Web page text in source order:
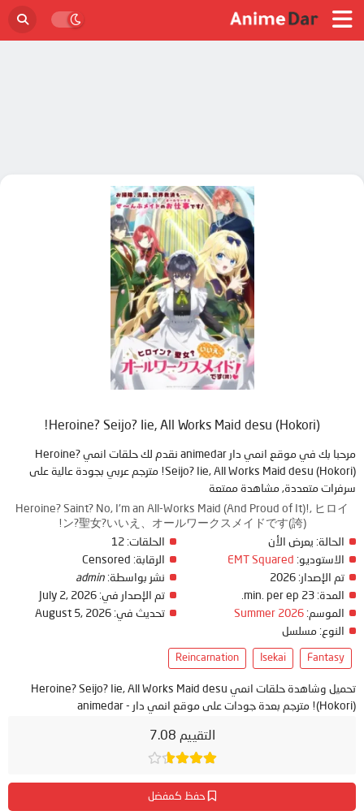
التقييم 7.08
حفظ كمفضل
Heroine? Seijo? Iie, All Works Maid desu (Hokori)!
مرحبا بك في موقع انمي دار animedar نقدم لك حلقات انمي Heroine?
Seijo? Iie, All Works Maid desu (Hokori)! مترجم عربي بجودة عالية على
سرفرات متعددة, مشاهدة ممتعة
Heroine? Saint? No, I'm an All-Works Maid (And Proud of It)!, ヒロイ
ン?聖女?いいえ、オールワークスメイドです(誇)!
الحالة: يعرض الأن
الاستوديو: EMT Squared
تم الإصدار:
المدة:
الموسم: Summer 2026
النوع: مسلسل
الحلقات: 12
الرقابة:
نشر بواسطة: admin
تم الإصدار في: July 2, 2026
تحديث في: August 5, 2026
Fantasy
Isekai
Reincarnation
تحميل وشاهدة حلقات انمي Heroine? Seijo? Iie, All Works Maid desu
(Hokori)! مترجم بعدة جودات على موقع انمي دار - animedar